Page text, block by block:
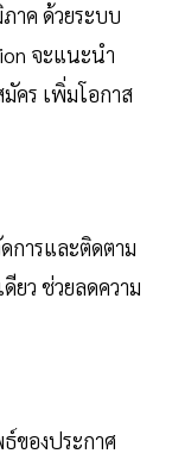
าค ด้วยระบบ
จะแนะนำ
คร เพิ่มโอกาส
การและติดตาม
ยว ช่วยลดความ
ของประกาศ